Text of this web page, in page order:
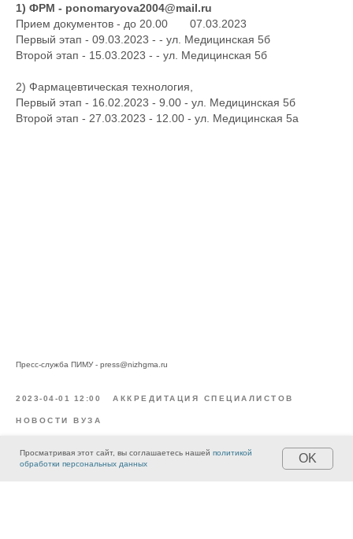
Просматривая этот сайт, вы соглашаетесь нашей политикой
обработки персональных данных
OK
1) ФРМ - ponomaryova2004@mail.ru
Прием документов - до 20.00 07.03.2023
Первый этап - 09.03.2023 - - ул. Медицинская 5б
Второй этап - 15.03.2023 - - ул. Медицинская 5б
2) Фармацевтическая технология,
Первый этап - 16.02.2023 - 9.00 - ул. Медицинская 5б
Второй этап - 27.03.2023 - 12.00 - ул. Медицинская 5а
Пресс-служба ПИМУ - press@nizhgma.ru
2023-04-01 12:00 АККРЕДИТАЦИЯ СПЕЦИАЛИСТОВ
НОВОСТИ ВУЗА